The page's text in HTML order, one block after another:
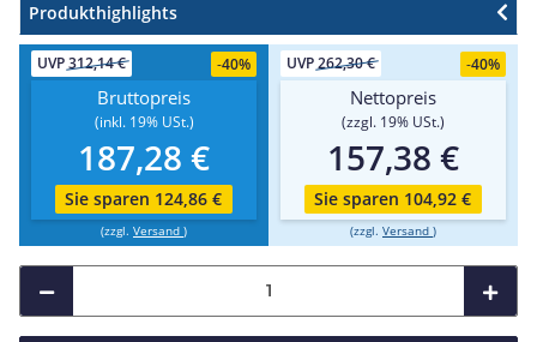
Produkthighlights
UVP312,14 € -40%
Bruttopreis
(inkl. 19% USt.)
187,28 €
Sie sparen 124,86 €
(zzgl. Versand )
UVP262,30 € -40%
Nettopreis
(zzgl. 19% USt.)
157,38 €
Sie sparen 104,92 €
(zzgl. Versand )